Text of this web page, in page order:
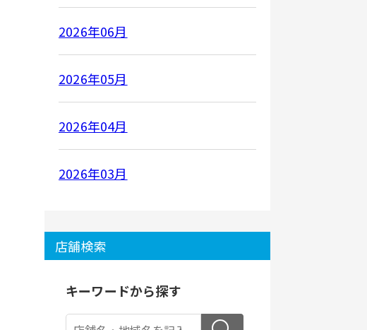
2026年06月
2026年05月
2026年04月
2026年03月
店舗検索
キーワードから探す